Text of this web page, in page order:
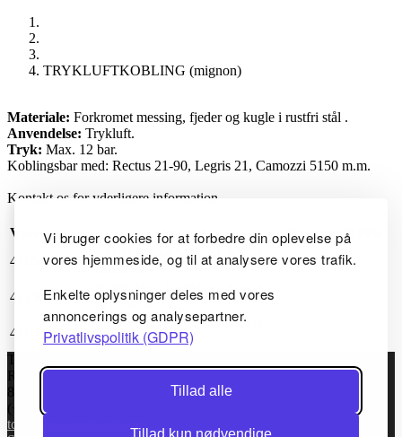
Vi bruger cookies for at forbedre din oplevelse på
vores hjemmeside, og til at analysere vores trafik.
Enkelte oplysninger deles med vores
annoncerings og analysepartner.
Privatlivspolitik (GDPR)
Tillad alle
Tillad kun nødvendige
TRYKLUFTKOBLING (mignon)
Materiale: Forkromet messing, fjeder og kugle i rustfri stål .
Anvendelse: Trykluft.
Tryk: Max. 12 bar.
Koblingsbar med: Rectus 21-90, Legris 21, Camozzi 5150 m.m.
Kontakt os for yderligere information.
Varenummer Varetekst Varetekst2
4115010
KOBLING 4 MM. SLANGE
MIGNON
4115020
KOBLING 6 MM. SLANGE
MIGNON
4115030
KOBLING 8 MM. SLANGE
MIGNON
TC Maskinfabrik ApS
Rugvej 6
8920 Randers NV, Danmark
(+45) 86434144
tcm@tcmaskinfabrik.dk